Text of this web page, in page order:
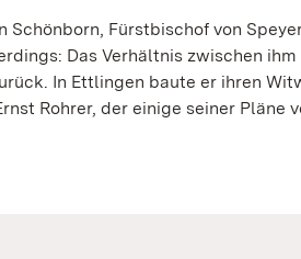
Schönborn, Fürstbischof von
Das Verhältnis zwischen
In Ettlingen baute er ihren
Rohrer, der einige seiner Pläne